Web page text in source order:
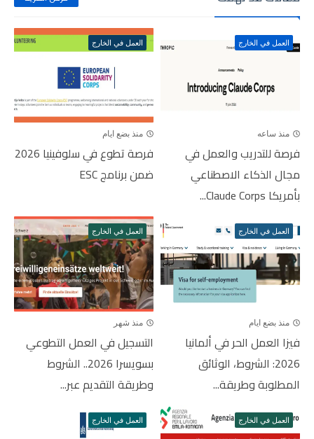
العمل في الخارج
منذ ساعه
فرصة للتدريب والعمل في
مجال الذكاء الاصطناعي
بأمريكا Claude Corps...
العمل في الخارج
منذ بضع ايام
فرصة تطوع في سلوفينيا 2026
ضمن برنامج ESC
العمل في الخارج
منذ بضع ايام
فيزا العمل الحر في ألمانيا
2026: الشروط، الوثائق
المطلوبة وطريقة...
العمل في الخارج
منذ شهر
التسجيل في العمل التطوعي
بسويسرا 2026.. الشروط
وطريقة التقديم عبر...
العمل في الخارج العمل في الخارج